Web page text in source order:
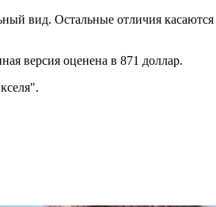
вид. Остальные отличия
версия оценена в 871 доллар.